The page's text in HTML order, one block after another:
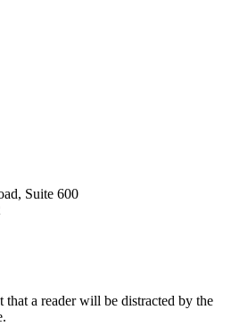
Suite 600
that a reader will be distracted by the